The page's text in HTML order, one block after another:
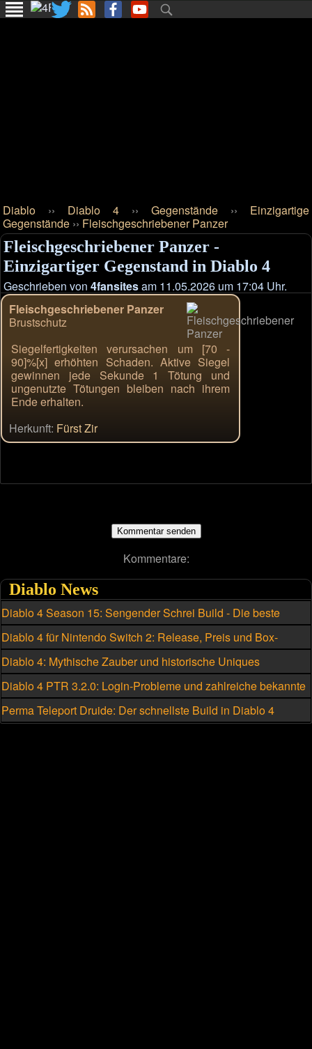
Diablo ›› Diablo 4 ›› Gegenstände›› Einzigartige
Gegenstände ›› Fleischgeschriebener Panzer
Fleischgeschriebener Panzer -
Einzigartiger Gegenstand in Diablo 4
Geschrieben von4fansitesam 11.05.2026 um 17:04 Uhr.
Fleischgeschriebener Panzer
Brustschutz
Siegelfertigkeiten verursachen um [70 -
90]%[x] erhöhten Schaden. Aktive Siegel
gewinnen jede Sekunde 1 Tötung und
ungenutzte Tötungen bleiben nach ihrem
Ende erhalten.
Herkunft: Fürst Zir
Kommentare:
Diablo News
Diablo 4 Season 15: Sengender Schrei Build - Die beste
Skillung für den Hexenmeister
Diablo 4 für Nintendo Switch 2: Release, Preis und Box-
Version geleakt
Diablo 4: Mythische Zauber und historische Uniques
eskalieren
Diablo 4 PTR 3.2.0: Login-Probleme und zahlreiche bekannte
Fehler
Perma Teleport Druide: Der schnellste Build in Diablo 4